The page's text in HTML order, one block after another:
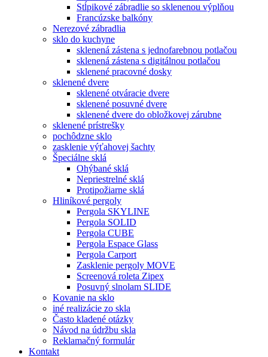
Stĺpikové zábradlie so sklenenou výplňou
Francúzske balkóny
Nerezové zábradlia
sklo do kuchyne
sklenená zástena s jednofarebnou potlačou
sklenená zástena s digitálnou potlačou
sklenené pracovné dosky
sklenené dvere
sklenené otváracie dvere
sklenené posuvné dvere
sklenené dvere do obložkovej zárubne
sklenené prístrešky
pochôdzne sklo
zasklenie výťahovej šachty
Špeciálne sklá
Ohýbané sklá
Nepriestrelné sklá
Protipožiarne sklá
Hliníkové pergoly
Pergola SKYLINE
Pergola SOLID
Pergola CUBE
Pergola Espace Glass
Pergola Carport
Zasklenie pergoly MOVE
Screenová roleta Zipex
Posuvný slnolam SLIDE
Kovanie na sklo
iné realizácie zo skla
Často kladené otázky
Návod na údržbu skla
Reklamačný formulár
Kontakt